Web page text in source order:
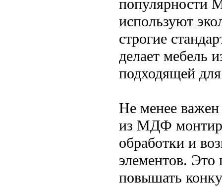
популярности
используют
строгие
делает мебель
подходящей
Не менее важен
из МДФ
обработки и
элементов. Это
повышать